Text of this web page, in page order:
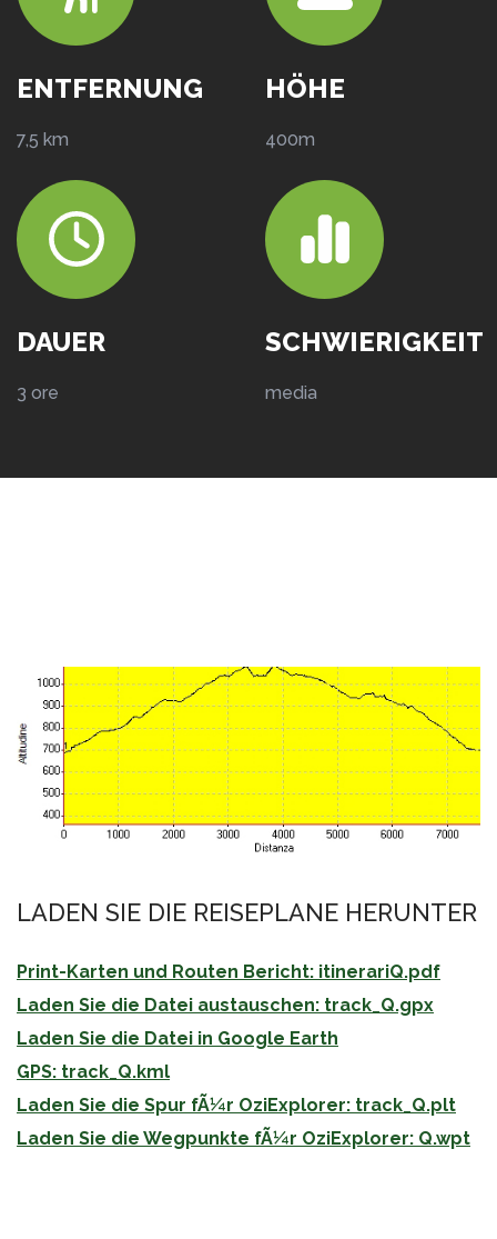
ENTFERNUNG
7,5 km
HÖHE
400m
DAUER
3 ore
SCHWIERIGKEIT
media
LADEN SIE DIE REISEPLANE HERUNTER
Print-Karten und Routen Bericht: itinerariQ.pdf
Laden Sie die Datei austauschen: track_Q.gpx
Laden Sie die Datei in Google Earth
GPS: track_Q.kml
Laden Sie die Spur fÃ¼r OziExplorer: track_Q.plt
Laden Sie die Wegpunkte fÃ¼r OziExplorer: Q.wpt